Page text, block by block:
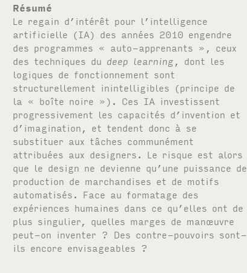
Résumé
Le regain d’intérêt pour l’intelligence
artificielle (IA) des années 2010 engendre
des programmes « auto-apprenants », ceux
des techniques du deep learning , dont les
logiques de fonctionnement sont
structurellement inintelligibles (principe de
la « boîte noire »). Ces IA investissent
progressivement les capacités d’invention et
d’imagination, et tendent donc à se
substituer aux tâches communément
attribuées aux designers. Le risque est alors
que le design ne devienne qu’une puissance de
production de marchandises et de motifs
automatisés. Face au formatage des
expériences humaines dans ce qu’elles ont de
plus singulier, quelles marges de manœuvre
peut-on inventer ? Des contre-pouvoirs sont-
ils encore envisageables ?